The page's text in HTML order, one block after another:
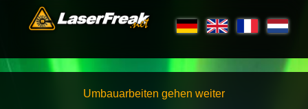
Umbauarbeiten gehen weiter